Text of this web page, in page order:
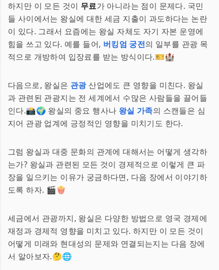
하지만 이 모든 것이 무료가 아니라는 점이 문제다. 국민
들 사이에서는 왕실에 대한 세금 지출이 과도하다는 논란
이 있다. 그래서 요즘에는 왕실 자체도 자기 자본 운영에
힘을 쓰고 있다. 예를 들어, 버킹엄 궁전의 일부를 관광 목
적으로 개방하여 입장료를 받는 방식이다.🎫🏰
다음으로, 왕실은 관광산업에도 큰 영향을 미친다. 왕실
과 관련된 관광지는 전 세계에서 수많은 사람들을 끌어들
인다.📸🌍 왕실의 중요 행사나 왕실 가족의 스캔들은 심
지어 관광 업계에 긍정적인 영향을 미치기도 한다.
그럼 왕실과 대중 문화의 관계에 대해서는 어떻게 생각하
는가? 왕실과 관련된 모든 것이 경제적으로 이렇게 큰 파
장을 일으키는 이유가 궁금하다면, 다음 장에서 이야기하
도록 하자. 🎬🍿
세금에서 관광까지, 왕실은 다양한 방법으로 영국 경제에
재정과 경제적 영향을 미치고 있다. 하지만 이 모든 것이
어떻게 미래와 현대성의 문제와 연결되는지는 다음 장에
서 알아보자.🤔🌐